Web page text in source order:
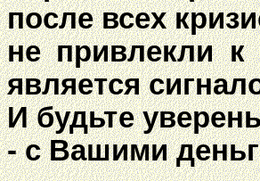
после всех
не привлекли к
является
И будьте
- с Вашими